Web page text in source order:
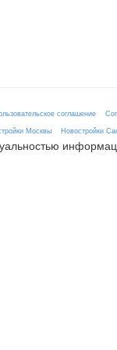
соглашение
Москвы Новостройки